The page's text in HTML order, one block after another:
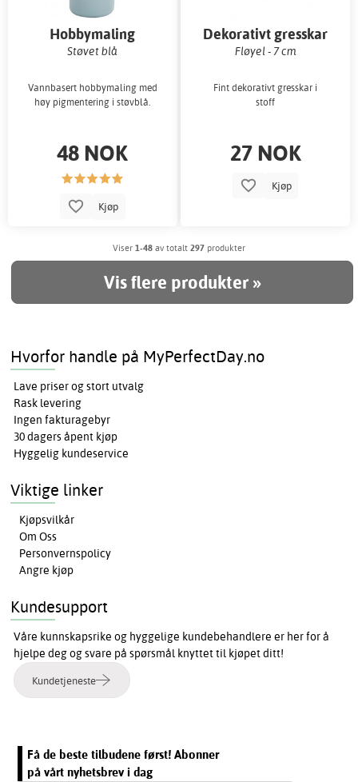
Hobbymaling
Støvet blå
Vannbasert hobbymaling med
høy pigmentering i støvblå.
48 NOK
Kjøp
Dekorativt gresskar
Fløyel - 7 cm
Fint dekorativt gresskar i
stoff
27 NOK
Kjøp
Viser 1-48 av totalt 297 produkter
Vis flere produkter »
Hvorfor handle på MyPerfectDay.no
Lave priser og stort utvalg
Rask levering
Ingen fakturagebyr
30 dagers åpent kjøp
Hyggelig kundeservice
Viktige linker
Kjøpsvilkår
Om Oss
Personvernspolicy
Angre kjøp
Kundesupport
Våre kunnskapsrike og hyggelige kundebehandlere er her for å
hjelpe deg og svare på spørsmål knyttet til kjøpet ditt!
Kundetjeneste
Få de beste tilbudene først! Abonner
på vårt nyhetsbrev i dag